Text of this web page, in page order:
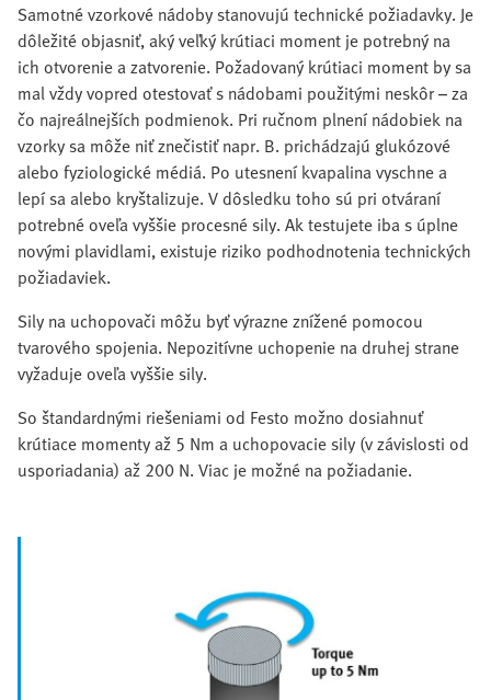
Samotné vzorkové nádoby stanovujú technické požiadavky. Je
dôležité objasniť, aký veľký krútiaci moment je potrebný na
ich otvorenie a zatvorenie. Požadovaný krútiaci moment by sa
mal vždy vopred otestovať s nádobami použitými neskôr – za
čo najreálnejších podmienok. Pri ručnom plnení nádobiek na
vzorky sa môže niť znečistiť napr. B. prichádzajú glukózové
alebo fyziologické médiá. Po utesnení kvapalina vyschne a
lepí sa alebo kryštalizuje. V dôsledku toho sú pri otváraní
potrebné oveľa vyššie procesné sily. Ak testujete iba s úplne
novými plavidlami, existuje riziko podhodnotenia technických
požiadaviek.
Sily na uchopovači môžu byť výrazne znížené pomocou
tvarového spojenia. Nepozitívne uchopenie na druhej strane
vyžaduje oveľa vyššie sily.
So štandardnými riešeniami od Festo možno dosiahnuť
krútiace momenty až 5 Nm a uchopovacie sily (v závislosti od
usporiadania) až 200 N. Viac je možné na požiadanie.